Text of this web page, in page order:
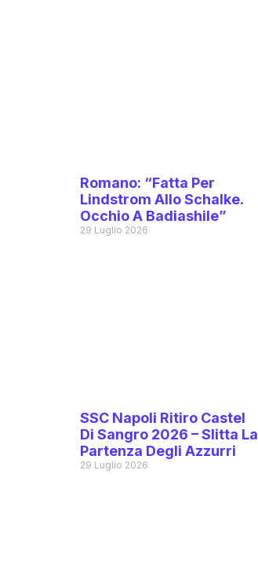
Romano: “Fatta Per
Lindstrom Allo Schalke.
Occhio A Badiashile”
29 Luglio 2026
SSC Napoli Ritiro Castel
Di Sangro 2026 – Slitta La
Partenza Degli Azzurri
29 Luglio 2026